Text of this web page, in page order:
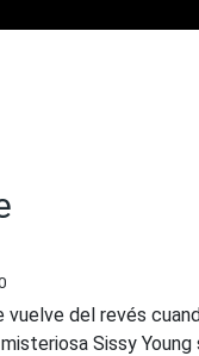
vuelve del revés
Sissy